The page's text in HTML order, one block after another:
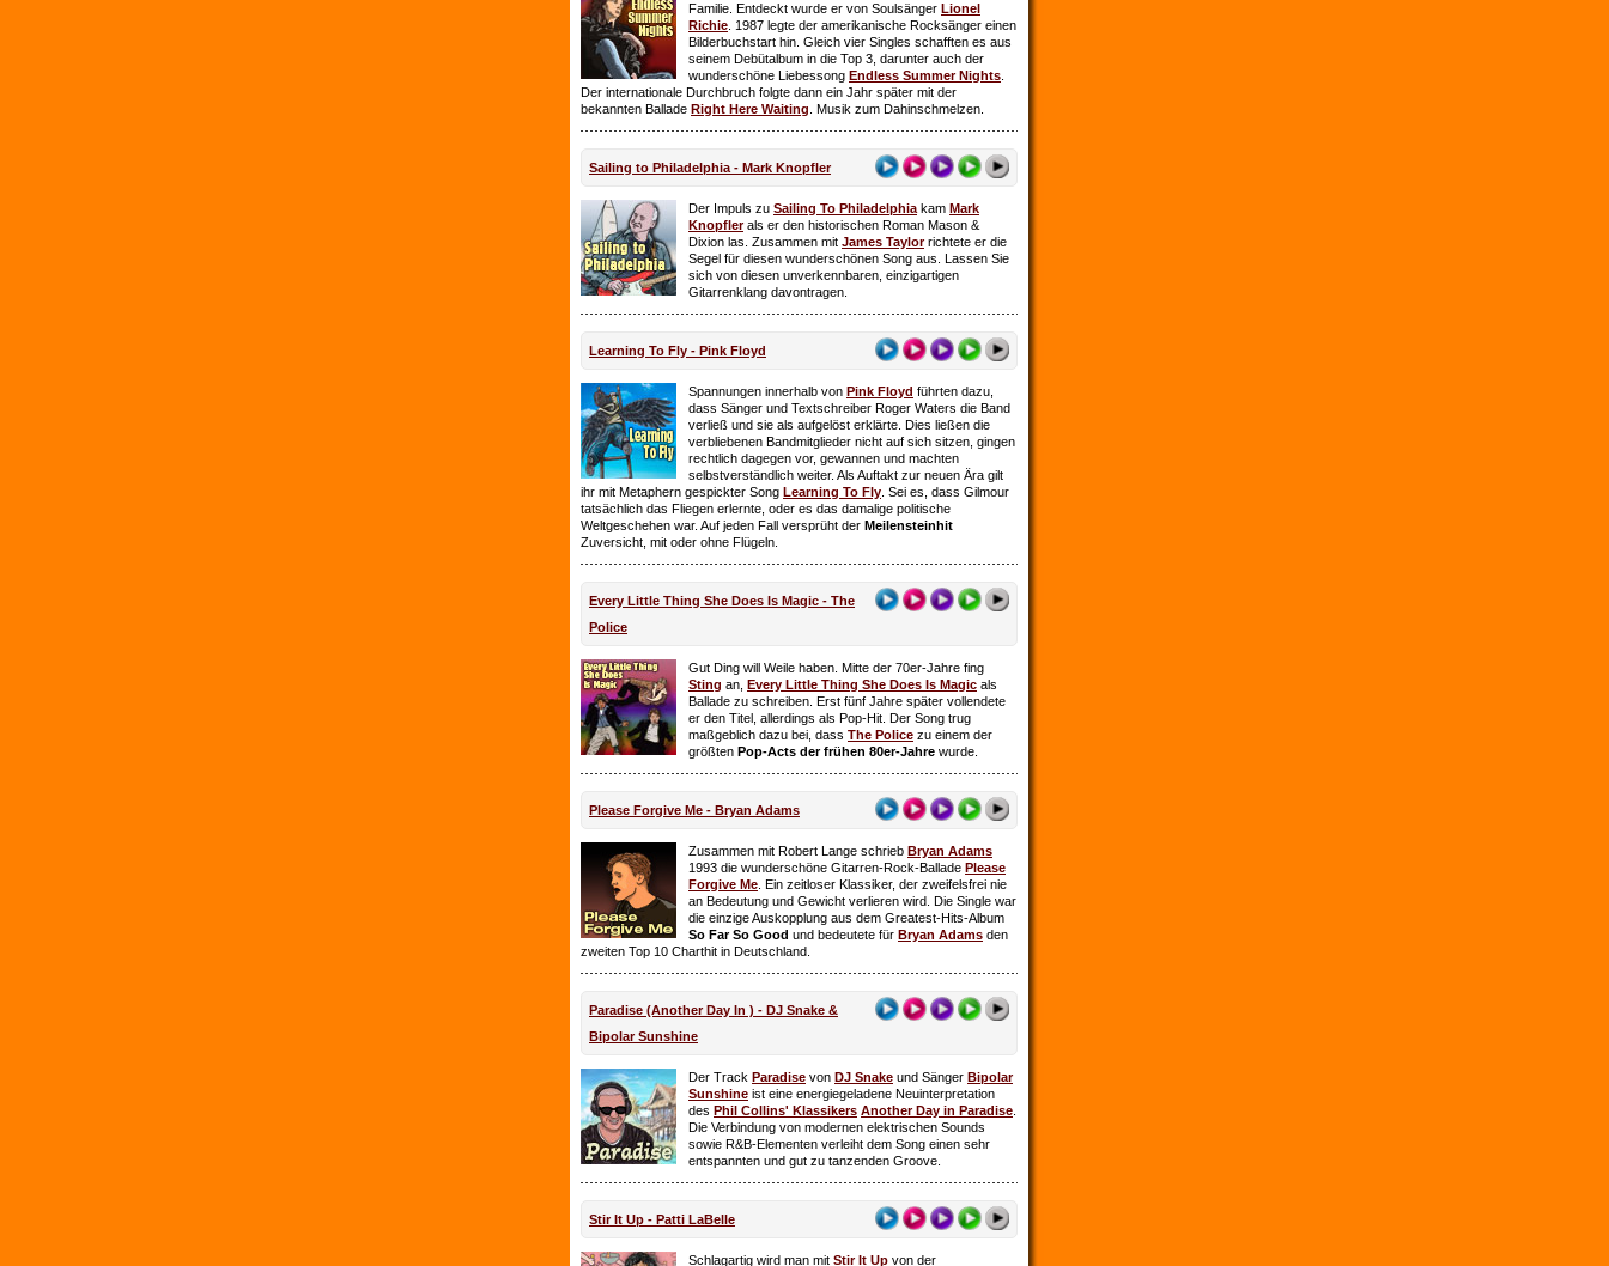
Familie. Entdeckt wurde er von Soulsänger Lionel
Richie . 1987 legte der amerikanische Rocksänger einen
Bilderbuchstart hin. Gleich vier Singles schafften es aus
seinem Debütalbum in die Top 3, darunter auch der
wunderschöne Liebessong Endless Summer Nights
Der internationale Durchbruch folgte dann ein Jahr später mit der
bekannten Ballade Right Here Waiting . Musik zum Dahinschmelzen.
Sailing to Philadelphia - Mark Knopfler
Der Impuls zu Sailing To Philadelphia kam Mark
Knopfler als er den historischen Roman Mason &
Dixion las. Zusammen mit James Taylorrichtete er die
Segel für diesen wunderschönen Song aus. Lassen Sie
sich von diesen unverkennbaren, einzigartigen
Gitarrenklang davontragen.
Learning To Fly - Pink Floyd
Spannungen innerhalb von Pink Floyd führten dazu,
dass Sänger und Textschreiber Roger Waters die Band
verließ und sie als aufgelöst erklärte. Dies ließen die
verbliebenen Bandmitglieder nicht auf sich sitzen, gingen
rechtlich dagegen vor, gewannen und machten
selbstverständlich weiter. Als Auftakt zur neuen Ära gilt
ihr mit Metaphern gespickter Song Learning To Fly . Sei es, dass Gilmour
tatsächlich das Fliegen erlernte, oder es das damalige politische
Weltgeschehen war. Auf jeden Fall versprüht der Meilensteinhit
Zuversicht, mit oder ohne Flügeln.
Every Little Thing She Does Is Magic - The
Police
Gut Ding will Weile haben. Mitte der 70er-Jahre fing
Sting an, Every Little Thing She Does Is Magic als
Ballade zu schreiben. Erst fünf Jahre später vollendete
er den Titel, allerdings als Pop-Hit. Der Song trug
maßgeblich dazu bei, dass The Police zu einem der
größten Pop-Acts der frühen 80er-Jahre wurde.
Please Forgive Me - Bryan Adams
Zusammen mit Robert Lange schrieb Bryan Adams
1993 die wunderschöne Gitarren-Rock-Ballade Please
Forgive Me . Ein zeitloser Klassiker, der zweifelsfrei nie
an Bedeutung und Gewicht verlieren wird. Die Single war
die einzige Auskopplung aus dem Greatest-Hits-Album
So Far So Good und bedeutete für Bryan Adams den
zweiten Top 10 Charthit in Deutschland.
Paradise (Another Day In ) - DJ Snake &
Bipolar Sunshine
Der Track Paradise von DJ Snake und Sänger Bipolar
Sunshine ist eine energiegeladene Neuinterpretation
des Phil Collins' Klassikers Another Day in Paradise
Die Verbindung von modernen elektrischen Sounds
sowie R&B-Elementen verleiht dem Song einen sehr
entspannten und gut zu tanzenden Groove.
Stir It Up - Patti LaBelle
Schlagartig wird man mit Stir It Up von der